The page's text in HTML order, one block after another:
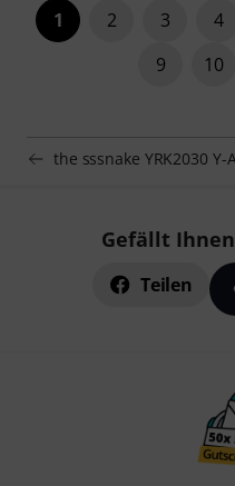
1 2 3 4
9
10
the sssnake YRK2030 Y-
Gefällt
Teilen